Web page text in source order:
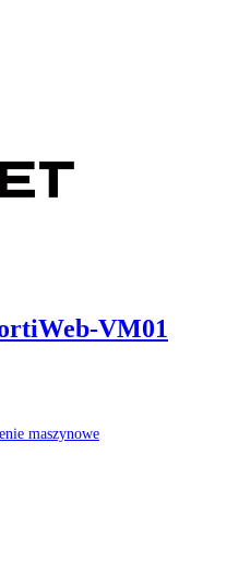
VM01
maszynowe